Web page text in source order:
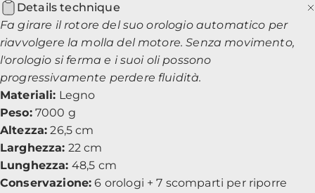
Details technique
Fa girare il rotore del suo orologio automatico per
riavvolgere la molla del motore. Senza movimento,
l'orologio si ferma e i suoi oli possono
progressivamente perdere fluidità.
Materiali: Legno
Peso:7000 g
Altezza: 26,5 cm
Larghezza: 22 cm
Lunghezza: 48,5 cm
Conservazione: 6 orologi + 7 scomparti per riporre